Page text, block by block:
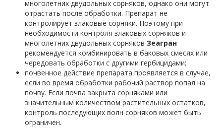
многолетних двудольных сорняков, однако они могут
отрастать после обработки. Препарат не
контролирует злаковые сорняки. Поэтому при
необходимости контроля злаковых сорняков и
многолетних двудольных сорняков Зеагран
рекомендуется комбинировать в баковых смесях или
чередовать обработки с другими гербицидами;
почвенное действие препарата проявляется в случае,
если во время обработки рабочий раствор попал на
почву. Если почва закрыта сорняками или
значительным количеством растительных остатков,
контроль последующих волн сорняков может быть
ограничен.